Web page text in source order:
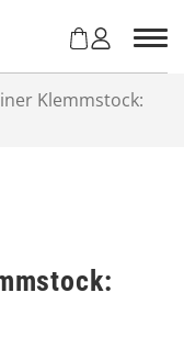
Klemmstock: